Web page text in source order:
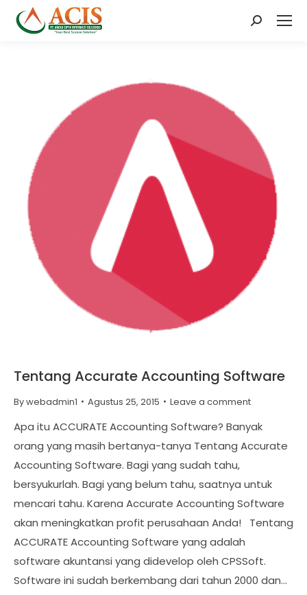
Search:
Tentang Accurate Accounting Software
Bywebadmin1 Agustus 25, 2015 Leave a comment
Apa itu ACCURATE Accounting Software? Banyak
orang yang masih bertanya-tanya Tentang Accurate
Accounting Software. Bagi yang sudah tahu,
bersyukurlah. Bagi yang belum tahu, saatnya untuk
mencari tahu. Karena Accurate Accounting Software
akan meningkatkan profit perusahaan Anda! Tentang
ACCURATE Accounting Software yang adalah
software akuntansi yang didevelop oleh CPSSoft.
Software ini sudah berkembang dari tahun 2000 dan…